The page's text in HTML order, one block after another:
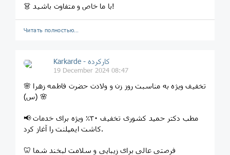
👗 با ما خاص و متفاوت باشید!
Читать полностью…
Karkarde - کارکرده
19 December 2024 08:47
🌸 تخفیف ویژه به مناسبت روز زن و ولادت حضرت فاطمه زهرا
(س) 🌸
📢 مطب دکتر حمید کشوری تخفیف ۳۰٪ ویژه برای خدمات
کاشت ایمپلنت را آغاز کرد.
🦷 فرصتی عالی برای زیبایی و سلامت لبخند شما